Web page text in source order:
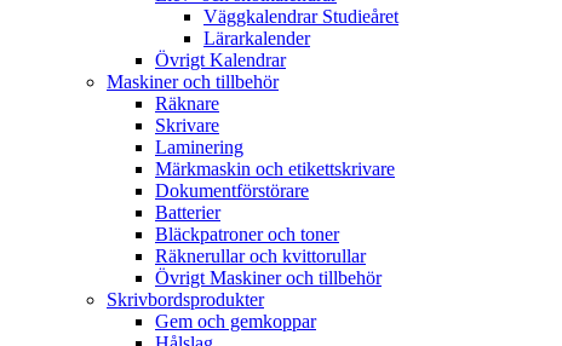
Väggkalendrar Studieåret
Lärarkalender
Övrigt Kalendrar
Maskiner och tillbehör
Räknare
Skrivare
Laminering
Märkmaskin och etikettskrivare
Dokumentförstörare
Batterier
Bläckpatroner och toner
Räknerullar och kvittorullar
Övrigt Maskiner och tillbehör
Skrivbordsprodukter
Gem och gemkoppar